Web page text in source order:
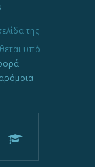
της
υπό